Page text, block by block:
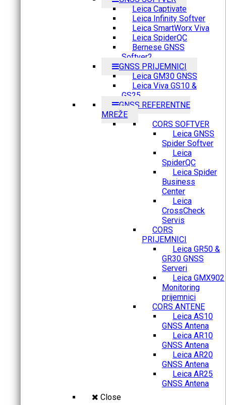
Leica Captivate
Leica Infinity Softver
Leica SmartWorx Viva
Leica SpiderQC
Bernese GNSS
Softver2
GNSS PRIJEMNICI
Leica GM30 GNSS
Leica Viva GS10 &
GS25
GNSS REFERENTNE
MREŽE
CORS SOFTVER
Leica GNSS
Spider Softver
Leica
SpiderQC
Leica Spider
Business
Center
Leica
CrossCheck
Servis
CORS
PRIJEMNICI
Leica GR50 &
GR30 GNSS
Serveri
Leica GMX902
Monitoring
prijemnici
CORS ANTENE
Leica AS10
GNSS Antena
Leica AR10
GNSS Antena
Leica AR20
GNSS Antena
Leica AR25
GNSS Antena
Close